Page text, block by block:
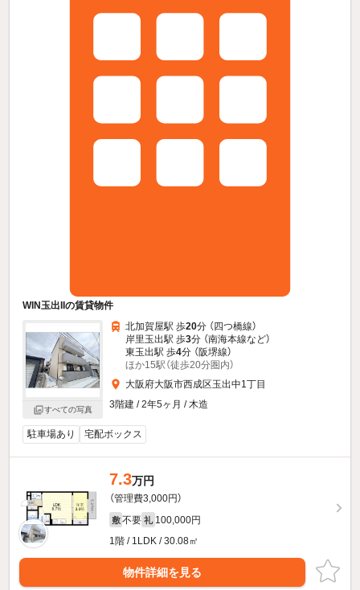
WIN玉出IIの賃貸物件
すべての写真
北加賀屋駅 歩20分 （四つ橋線）
岸里玉出駅 歩3分 （南海本線など）
東玉出駅 歩4分 （阪堺線）
ほか15駅（徒歩20分圏内）
大阪府大阪市西成区玉出中1丁目
3階建 / 2年5ヶ月 / 木造
駐車場あり 宅配ボックス
7.3万円
（管理費3,000円）
敷 不要 礼 100,000円
1階 / 1LDK / 30.08㎡
物件詳細を見る